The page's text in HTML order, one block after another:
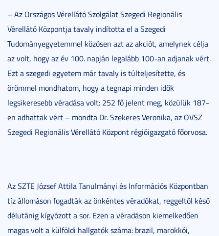
– Az Országos Vérellátó Szolgálat Szegedi Regionális
Vérellátó Központja tavaly indította el a Szegedi
Tudományegyetemmel közösen azt az akciót, amelynek célja
az volt, hogy az év 100. napján legalább 100-an adjanak vért.
Ezt a szegedi egyetem már tavaly is túlteljesítette, és
örömmel mondhatom, hogy a tegnapi minden idők
legsikeresebb véradása volt: 252 fő jelent meg, közülük 187-
en adhattak vért – mondta Dr. Szekeres Veronika, az OVSZ
Szegedi Regionális Vérellátó Központ régióigazgató főorvosa.
Az SZTE József Attila Tanulmányi és Információs Központban
tíz állomáson fogadták az önkéntes véradókat, reggeltől késő
délutánig kígyózott a sor. Ezen a véradáson kiemelkedően
magas volt a külföldi hallgatók száma: brazil, marokkói,